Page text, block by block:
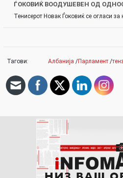
ЃОКОВИЌ ВООДУШЕВЕН ОД
Тенисерот Новак Ѓоковиќ се огласи за
Тагови: Албанија /Парламент /